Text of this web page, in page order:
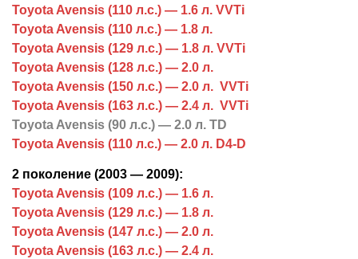
Toyota Avensis (110 л.с.) — 1.6 л. VVTi
Toyota Avensis (110 л.с.) — 1.8 л.
Toyota Avensis (129 л.с.) — 1.8 л. VVTi
Toyota Avensis (128 л.с.) — 2.0 л.
Toyota Avensis (150 л.с.) — 2.0 л. VVTi
Toyota Avensis (163 л.с.) — 2.4 л. VVTi
Toyota Avensis (90 л.с.) — 2.0 л. TD
Toyota Avensis (110 л.с.) — 2.0 л. D4-D
2 поколение (2003 — 2009):
Toyota Avensis (109 л.с.) — 1.6 л.
Toyota Avensis (129 л.с.) — 1.8 л.
Toyota Avensis (147 л.с.) — 2.0 л.
Toyota Avensis (163 л.с.) — 2.4 л.